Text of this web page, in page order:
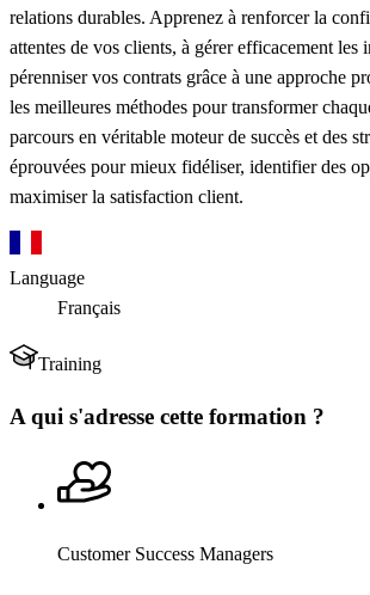
relations durables. Apprenez à renforcer la
attentes de vos clients, à gérer efficacement les
pérenniser vos contrats grâce à une approche
les meilleures méthodes pour transformer
parcours en véritable moteur de succès et des
éprouvées pour mieux fidéliser, identifier des
maximiser la satisfaction client.
Language
Français
Training
A qui s'adresse cette formation ?
Customer Success Managers